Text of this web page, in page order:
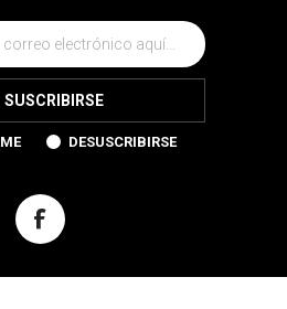
SUSCRIBIRSE
DESUSCRIBIRSE